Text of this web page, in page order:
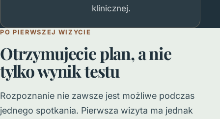
klinicznej.
PO PIERWSZEJ WIZYCIE
Otrzymujecie plan, a nie
tylko wynik testu
Rozpoznanie nie zawsze jest możliwe podczas
jednego spotkania. Pierwsza wizyta ma jednak